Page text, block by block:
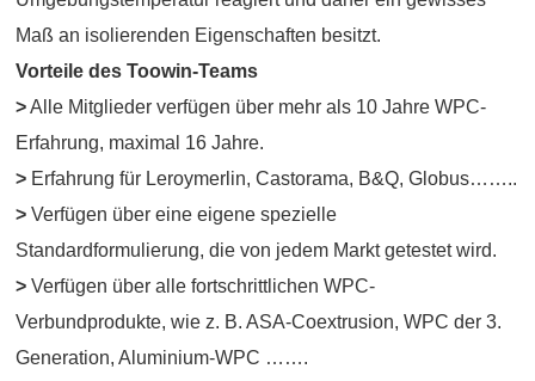
Maß an isolierenden Eigenschaften besitzt.
Vorteile des Toowin-Teams
>Alle Mitglieder verfügen über mehr als 10 Jahre WPC-
Erfahrung, maximal 16 Jahre.
> Erfahrung für Leroymerlin, Castorama, B&Q, Globus……..
> Verfügen über eine eigene spezielle
Standardformulierung, die von jedem Markt getestet wird.
> Verfügen über alle fortschrittlichen WPC-
Verbundprodukte, wie z. B. ASA-Coextrusion, WPC der 3.
Generation, Aluminium-WPC …….